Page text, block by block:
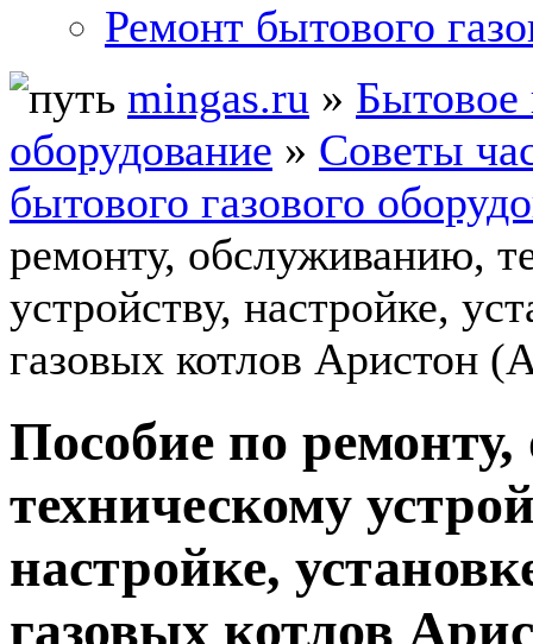
Ремонт бытового
mingas.ru » Бытовое
оборудование » Советы
бытового газового
ремонту, обслуживанию,
устройству, настройке,
газовых котлов Аристон
Пособие по
техническому
настройке,
газовых котлов